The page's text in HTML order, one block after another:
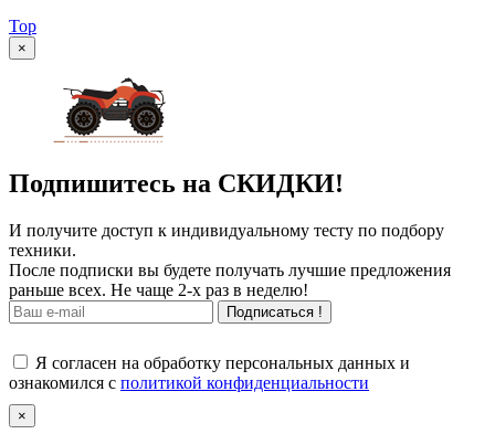
Top
×
Подпишитесь на СКИДКИ!
И получите доступ к индивидуальному тесту по подбору
техники.
После подписки вы будете получать лучшие предложения
раньше всех. Не чаще 2-х раз в неделю!
Подписаться !
Я согласен на обработку персональных данных и
ознакомился с политикой конфиденциальности
×